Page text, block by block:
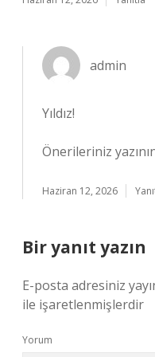
admin
Yıldız!
Önerileriniz
Haziran 12, 2026
Bir yanıt yazın
E-posta adresiniz
ile işaretlenmişlerdir
Yorum